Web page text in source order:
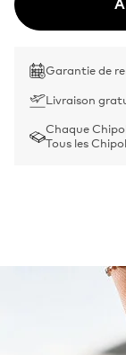
Garantie de
Livraison
Chaque
Tous les